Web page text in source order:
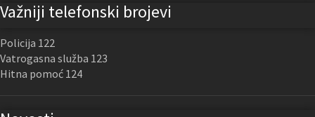
Važniji telefonski brojevi
Policija 122
Vatrogasna služba 123
Hitna pomoć 124